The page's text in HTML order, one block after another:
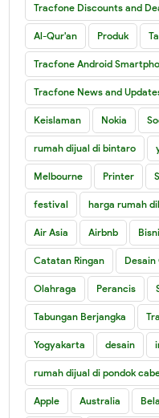
Tracfone Discounts and
Al-Qur'an Produk
Tracfone Android
Tracfone News and
Keislaman Nokia
rumah dijual di bintaro
Melbourne Printer
festival harga rumah
Air Asia Airbnb
Catatan Ringan
Olahraga Perancis
Tabungan Berjangka
Yogyakarta desain
rumah dijual di pondok
Apple Australia